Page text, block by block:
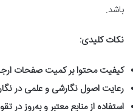
باشد.
نکات کلیدی:
کیفیت محتوا بر کمیت صفحات
رعایت اصول نگارشی و علمی در
استفاده از منابع معتبر و به‌روز در